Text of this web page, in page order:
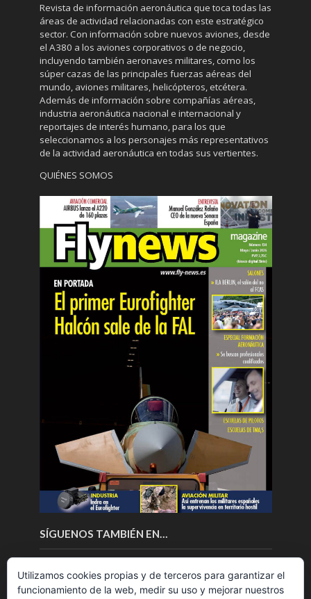
Revista de información aeronáutica que toca todas las
áreas de actividad relacionadas con este estratégico
sector. Con información sobre nuevos aviones, desde
el A380 a los aviones corporativos o de negocio,
incluyendo también aeronaves militares, como los
súper cazas de las principales fuerzas aéreas del
mundo, aviones militares, helicópteros, etcétera.
Además de información sobre compañías aéreas,
industria aeronáutica nacional e internacional y
reportajes de interés humano, para los que
seleccionamos a los personajes más representativos
de la actividad aeronáutica en todas sus vertientes.
QUIÉNES SOMOS
SÍGUENOS TAMBIÉN EN…
Utilizamos cookies propias y de terceros para garantizar el
funcionamiento de la web, medir su uso y mejorar nuestros